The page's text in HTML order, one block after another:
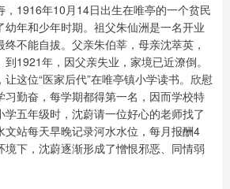
，1916年10月14日出生在唯亭的一个贫民
年和少年时期。祖父朱仙洲是一名开业
不能自拔。父亲朱伯莘，母亲沈萃英，
1921年，因父亲失业，家境已近潦倒。
这位“医家后代”在唯亭镇小学读书。欣慰
习勤奋，每学期都得第一名，因而学校特
五年级时，沈蔚请一位好心的老师找了
文站每天早晚记录河水水位，每月报酬4
境下，沈蔚逐渐形成了憎恨邪恶、同情弱